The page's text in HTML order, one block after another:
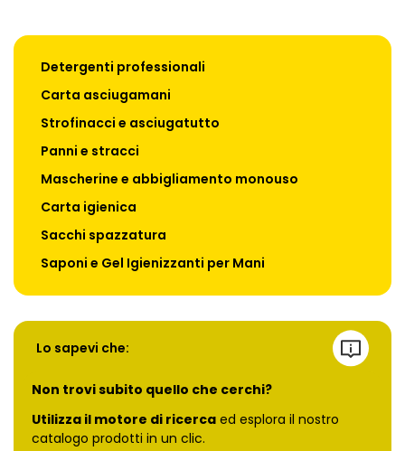
Detergenti professionali
Carta asciugamani
Strofinacci e asciugatutto
Panni e stracci
Mascherine e abbigliamento monouso
Carta igienica
Sacchi spazzatura
Saponi e Gel Igienizzanti per Mani
Lo sapevi che:
Non trovi subito quello che cerchi?
Utilizza il motore di ricerca ed esplora il nostro
catalogo prodotti in un clic.